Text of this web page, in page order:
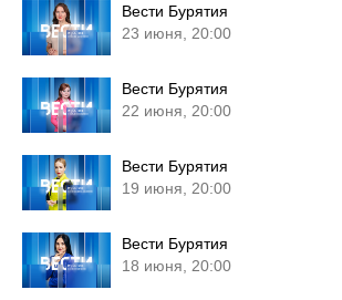
Вести Бурятия
23 июня, 20:00
Вести Бурятия
22 июня, 20:00
Вести Бурятия
19 июня, 20:00
Вести Бурятия
18 июня, 20:00